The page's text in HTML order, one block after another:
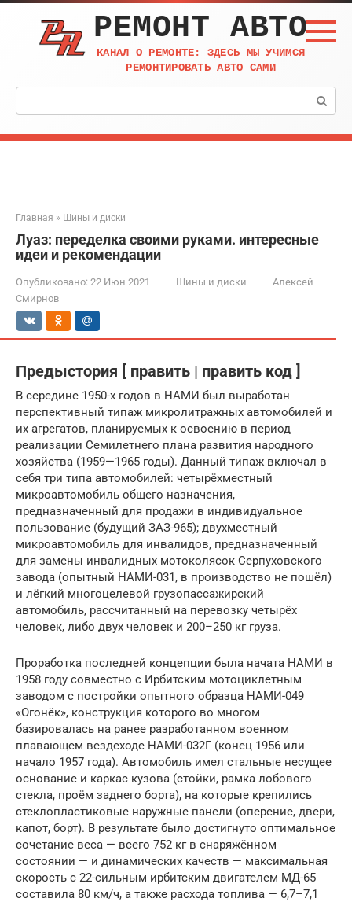
Перейти
контенту
РЕМОНТ АВТО
КАНАЛ О РЕМОНТЕ: ЗДЕСЬ МЫ УЧИМСЯ
РЕМОНТИРОВАТЬ АВТО САМИ
Поиск:
Главная » Шины и диски
Луаз: переделка своими руками. интересные
идеи и рекомендации
Опубликовано: 22 Июн 2021 Шины и диски
Алексей
Смирнов
Предыстория [ править | править код ]
В середине 1950-х годов в НАМИ был выработан
перспективный типаж микролитражных автомобилей и
их агрегатов, планируемых к освоению в период
реализации Семилетнего плана развития народного
хозяйства (1959—1965 годы). Данный типаж включал в
себя три типа автомобилей: четырёхместный
микроавтомобиль общего назначения,
предназначенный для продажи в индивидуальное
пользование (будущий ЗАЗ-965); двухместный
микроавтомобиль для инвалидов, предназначенный
для замены инвалидных мотоколясок Серпуховского
завода (опытный НАМИ-031, в производство не пошёл)
и лёгкий многоцелевой грузопассажирский
автомобиль, рассчитанный на перевозку четырёх
человек, либо двух человек и 200–250 кг груза.
Проработка последней концепции была начата НАМИ в
1958 году совместно с Ирбитским мотоциклетным
заводом с постройки опытного образца НАМИ-049
«Огонёк», конструкция которого во многом
базировалась на ранее разработанном военном
плавающем вездеходе НАМИ-032Г (конец 1956 или
начало 1957 года). Автомобиль имел стальные несущее
основание и каркас кузова (стойки, рамка лобового
стекла, проём заднего борта), на которые крепились
стеклопластиковые наружные панели (оперение, двери,
капот, борт). В результате было достигнуто оптимальное
сочетание веса — всего 752 кг в снаряжённом
состоянии — и динамических качеств — максимальная
скорость с 22-сильным ирбитским двигателем МД-65
составила 80 км/ч, а также расхода топлива — 6,7–7,1